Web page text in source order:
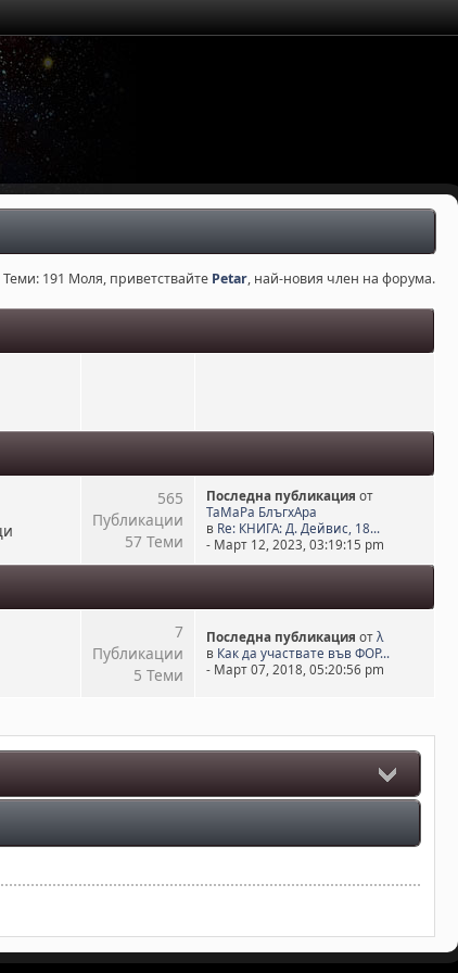
191 Моля, приветствайте Petar, най-новия член на форума.
565
Публикации
57 Теми
Последна публикация от
ТаМаРа БлъгхАра
в Re: КНИГА: Д. Дейвис, 18...
- Март 12, 2023, 03:19:15 pm
7
Публикации
5 Теми
Последна публикация от λ
в Как да участвате във ФОР...
- Март 07, 2018, 05:20:56 pm